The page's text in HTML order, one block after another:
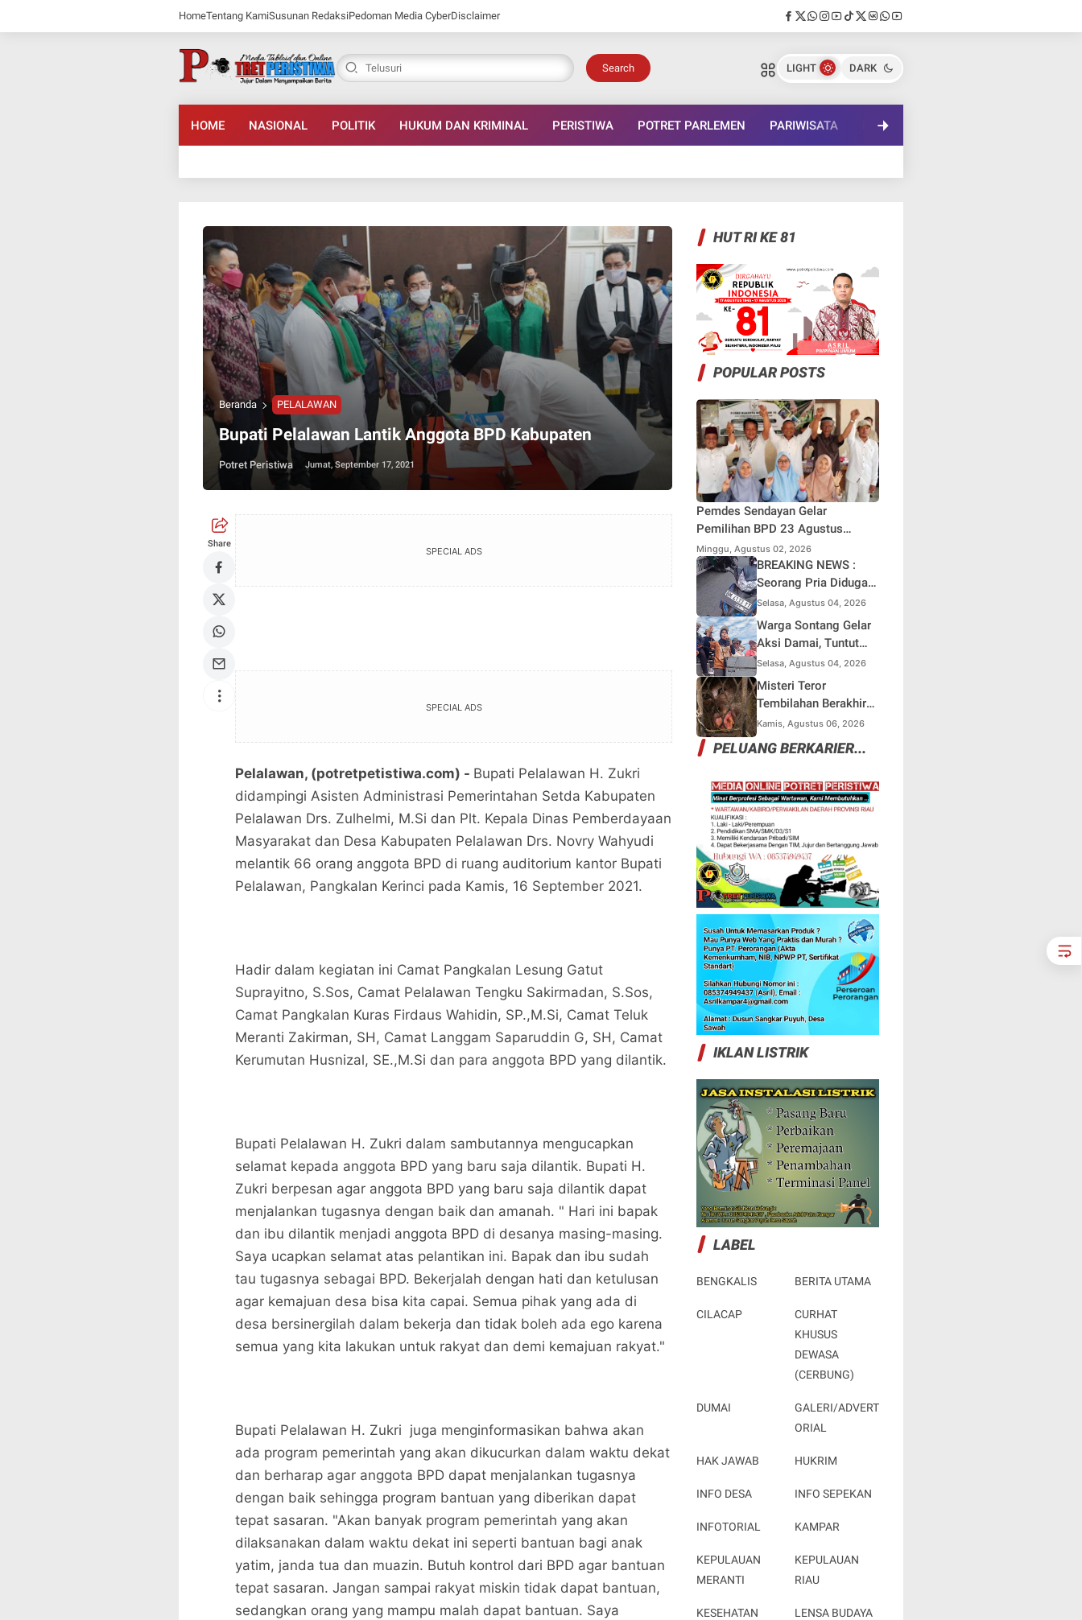
HomeTentang KamiSusunan RedaksiPedoman Media CyberDisclaimer
Search LIGHT DARK
HOME NASIONAL POLITIK HUKUM DAN KRIMINAL PERISTIWA POTRET PARLEMEN PARIWISATA PENDIDIKAN
Beranda PELALAWAN
Bupati Pelalawan Lantik Anggota BPD Kabupaten
Potret Peristiwa Jumat, September 17, 2021
Share
Bupati Pelalawan Lantik Anggota BPD Kabupaten
Potret Peristiwa
Bagikan ke media lain
SPECIAL ADS
SPECIAL ADS
Pelalawan, (potretpetistiwa.com) - Bupati Pelalawan H. Zukri
didampingi Asisten Administrasi Pemerintahan Setda Kabupaten
Pelalawan Drs. Zulhelmi, M.Si dan Plt. Kepala Dinas Pemberdayaan
Masyarakat dan Desa Kabupaten Pelalawan Drs. Novry Wahyudi
melantik 66 orang anggota BPD di ruang auditorium kantor Bupati
Pelalawan, Pangkalan Kerinci pada Kamis, 16 September 2021.
Hadir dalam kegiatan ini Camat Pangkalan Lesung Gatut
Suprayitno, S.Sos, Camat Pelalawan Tengku Sakirmadan, S.Sos,
Camat Pangkalan Kuras Firdaus Wahidin, SP.,M.Si, Camat Teluk
Meranti Zakirman, SH, Camat Langgam Saparuddin G, SH, Camat
Kerumutan Husnizal, SE.,M.Si dan para anggota BPD yang dilantik.
Bupati Pelalawan H. Zukri dalam sambutannya mengucapkan
selamat kepada anggota BPD yang baru saja dilantik. Bupati H.
Zukri berpesan agar anggota BPD yang baru saja dilantik dapat
menjalankan tugasnya dengan baik dan amanah. " Hari ini bapak
dan ibu dilantik menjadi anggota BPD di desanya masing-masing.
Saya ucapkan selamat atas pelantikan ini. Bapak dan ibu sudah
tau tugasnya sebagai BPD. Bekerjalah dengan hati dan ketulusan
agar kemajuan desa bisa kita capai. Semua pihak yang ada di
desa bersinergilah dalam bekerja dan tidak boleh ada ego karena
semua yang kita lakukan untuk rakyat dan demi kemajuan rakyat."
Bupati Pelalawan H. Zukri juga menginformasikan bahwa akan
ada program pemerintah yang akan dikucurkan dalam waktu dekat
dan berharap agar anggota BPD dapat menjalankan tugasnya
dengan baik sehingga program bantuan yang diberikan dapat
tepat sasaran. "Akan banyak program pemerintah yang akan
dilaksanakan dalam waktu dekat ini seperti bantuan bagi anak
yatim, janda tua dan muazin. Butuh kontrol dari BPD agar bantuan
tepat sasaran. Jangan sampai rakyat miskin tidak dapat bantuan,
sedangkan orang yang mampu malah dapat bantuan. Saya
Bupati Pelalawan Lantik Anggota BPD Kabupaten
Potret Peristiwa
Bagikan ke media lain
HUT RI KE 81
POPULAR POSTS
Pemdes Sendayan Gelar
Pemilihan BPD 23 Agustus
Mendatang, Warga Berharap
Fungsi Pengawasan Berjalan
Maksimal
Minggu, Agustus 02, 2026
BREAKING NEWS :
Seorang Pria Diduga
Terjun dari Jembatan
Rantau Berangin Kuok,
Sepeda Motor
Ditinggal di Lokasi
Selasa, Agustus 04, 2026
Warga Sontang Gelar
Aksi Damai, Tuntut
Pemprov Riau Segera
Benahi Jalan Sontang-
Duri
Selasa, Agustus 04, 2026
Misteri Teror
Tembilahan Berakhir
di Perangkap Besi,
Pemangsa Lain yang
Kamis, Agustus 06, 2026
PELUANG BERKARIER...
IKLAN LISTRIK
LABEL
BENGKALIS BERITA UTAMA
CILACAP
CURHAT
KHUSUS
DEWASA
(CERBUNG)
DUMAI
GALERI/ADVERT
ORIAL
HAK JAWAB HUKRIM
INFO DESA INFO SEPEKAN
INFOTORIAL KAMPAR
KEPULAUAN
MERANTI
KEPULAUAN
RIAU
KESEHATAN LENSA BUDAYA